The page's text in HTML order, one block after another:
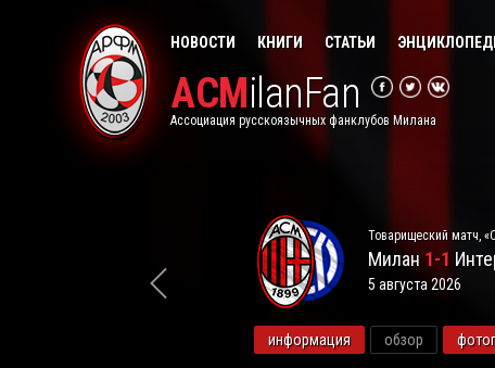
НОВОСТИ КНИГИ СТАТЬИ
ACMilanFan
Ассоциация русскоязычных фанклубов Милана
Товарищеский матч,
Милан 1-1
5 августа 2026
информация обзор